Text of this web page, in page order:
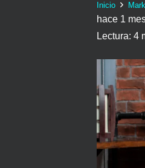
Inicio
hace 1
Lectura: 4